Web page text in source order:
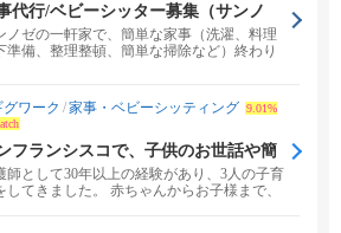
代行/ベビーシッター募集（サンノ
＄25
ノゼの一軒家で、簡単な家事（洗濯、料理
準備、整理整頓、簡単な掃除など）終わり
グワーク /家事・ベビーシッティング 9.01%
フランシスコで、子供のお世話や簡
家事のお手伝いをお探しの方へ
師として30年以上の経験があり、3人の子育
してきました。 赤ちゃんからお子様まで、